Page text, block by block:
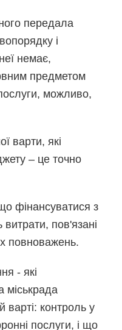
передала
і
немає,
предметом
можливо,
варти, які
– це точно
фінансуватися з
пов'язані
повноважень.
- які
варті: контроль у
послуги, і що